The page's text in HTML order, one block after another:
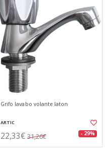
Grifo lavabo volante laton
ARTIC
22,33€ 31,26€ - 29%